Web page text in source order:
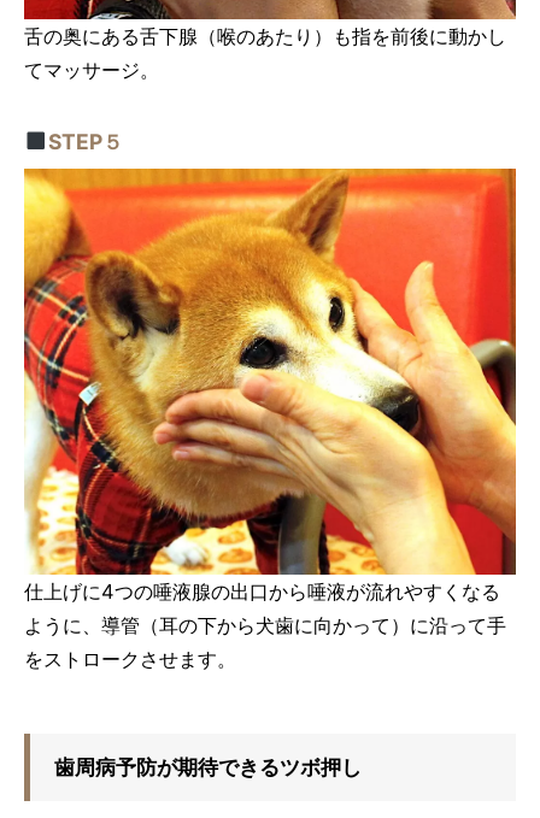
舌の奥にある舌下腺（喉のあたり）も指を前後に動かし
てマッサージ。
STEP５
仕上げに4つの唾液腺の出口から唾液が流れやすくなる
ように、導管（耳の下から犬歯に向かって）に沿って手
をストロークさせます。
歯周病予防が期待できるツボ押し